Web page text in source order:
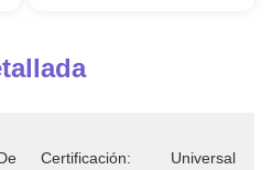
Certificación: Universal